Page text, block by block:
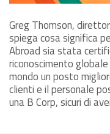
Greg Thomson,
spiega cosa significa
Abroad sia stata
riconoscimento
mondo un posto
clienti e il personale
una B Corp, sicuri di